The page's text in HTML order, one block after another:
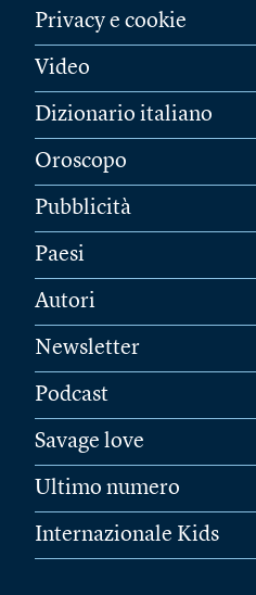
Privacy e cookie
Video
Dizionario italiano
Oroscopo
Pubblicità
Paesi
Autori
Newsletter
Podcast
Savage love
Ultimo numero
Internazionale Kids